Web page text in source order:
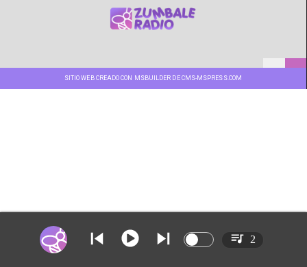
SITIO WEB CREADO CON MSBUILDER DE CMS-MSPRESS.COM
2